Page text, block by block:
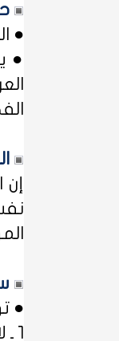
●
●
●
1 ـ لا يتبع منتدى منهل الثقافة التربوية أي مؤسسة أو منظمة حكومية ... فمنهل لثقافتك !